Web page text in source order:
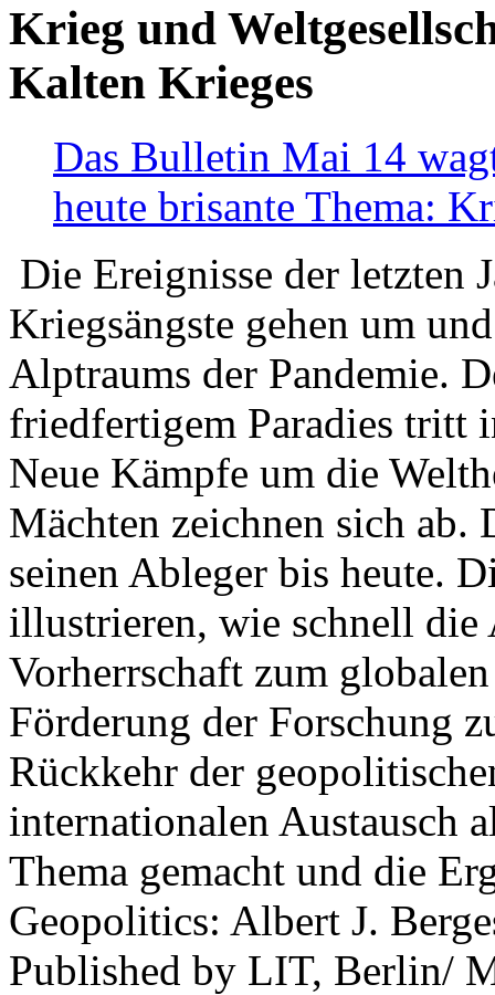
Krieg und
Kalten Krieges
Das Bulletin Mai 14
heute brisante Thema:
Die Ereignisse der letzten
Kriegsängste gehen um
Alptraums der Pandemie.
friedfertigem Paradies tritt
Neue Kämpfe um die
Mächten zeichnen sich
seinen Ableger bis heute.
illustrieren, wie schnell die
Vorherrschaft zum
Förderung der Forschung
Rückkehr der
internationalen Austausch
Thema gemacht und die
Geopolitics: Albert J.
Published by LIT, Berlin/